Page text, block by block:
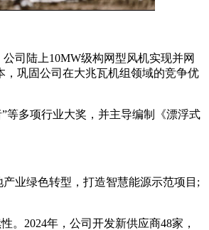
司陆上10MW级构网型风机实现并网
，巩固公司在大兆瓦机组领域的竞争优
等多项行业大奖，并主导编制《漂浮式
业绿色转型，打造智慧能源示范项目;
。2024年，公司开发新供应商48家，